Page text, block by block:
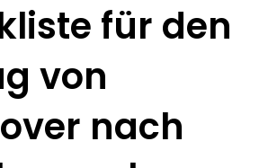
für den
von
nach